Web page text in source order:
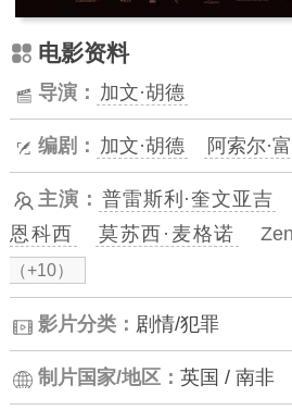
电影资料
导演： 加文·胡德
编剧： 加文·胡德 阿索尔·
主演： 普雷斯利·奎文亚吉
恩科西
莫苏西·麦格诺
（+10）
影片分类： 剧情/犯罪
制片国家/地区： 英国 / 南非